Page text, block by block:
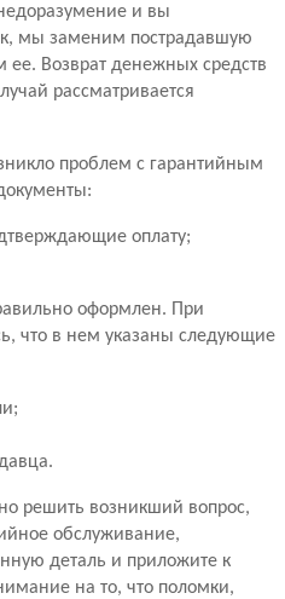
и вы
мы заменим пострадавшую
ее. Возврат денежных средств
рассматривается
проблем с гарантийным
оплату;
оформлен. При
что в нем указаны следующие
решить возникший вопрос,
обслуживание,
деталь и приложите к
на то, что поломки,